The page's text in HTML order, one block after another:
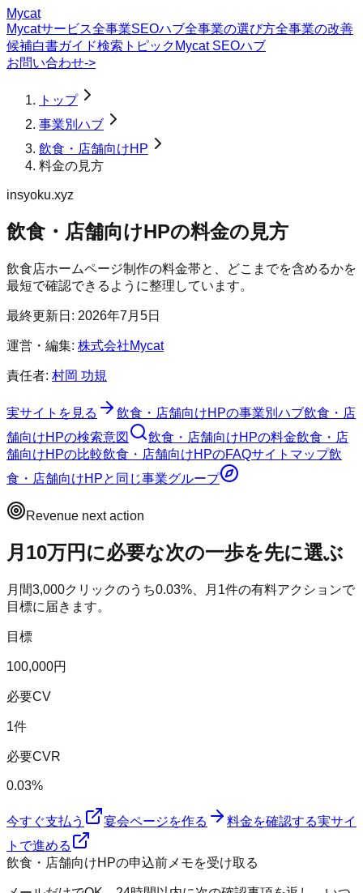
Mycat
Mycatサービス全事業SEOハブ全事業の選び方全事業の改善
候補白書ガイド検索トピック Mycat SEOハブ
お問い合わせ->
トップ
事業別ハブ
飲食・店舗向けHP
料金の見方
insyoku.xyz
飲食・店舗向けHPの料金の見方
飲食店ホームページ制作の料金帯と、どこまでを含めるかを
最短で確認できるように整理しています。
最終更新日: 2026年7月5日
運営・編集: 株式会社Mycat
責任者: 村岡 功規
実サイトを見る 飲食・店舗向けHPの事業別ハブ飲食・店
舗向けHPの検索意図 飲食・店舗向けHPの料金飲食・店
舗向けHPの比較飲食・店舗向けHPのFAQサイトマップ飲
食・店舗向けHPと同じ事業グループ
Revenue next action
月10万円に必要な次の一歩を先に選ぶ
月間3,000クリックのうち0.03%、月 1件の有料アクションで
目標に届きます。
目標
100,000円
必要CV
1件
必要CVR
0.03%
今すぐ支払う 宴会ページを作る 料金を確認する実サイ
トで進める
飲食・店舗向けHPの申込前メモを受け取る